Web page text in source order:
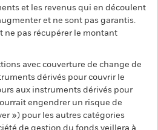
et les revenus qui en découlent
et ne sont pas garantis.
ne pas récupérer le montant
avec couverture de change de
dérivés pour couvrir le
aux instruments dérivés pour
engendrer un risque de
») pour les autres catégories
de gestion du fonds veillera à